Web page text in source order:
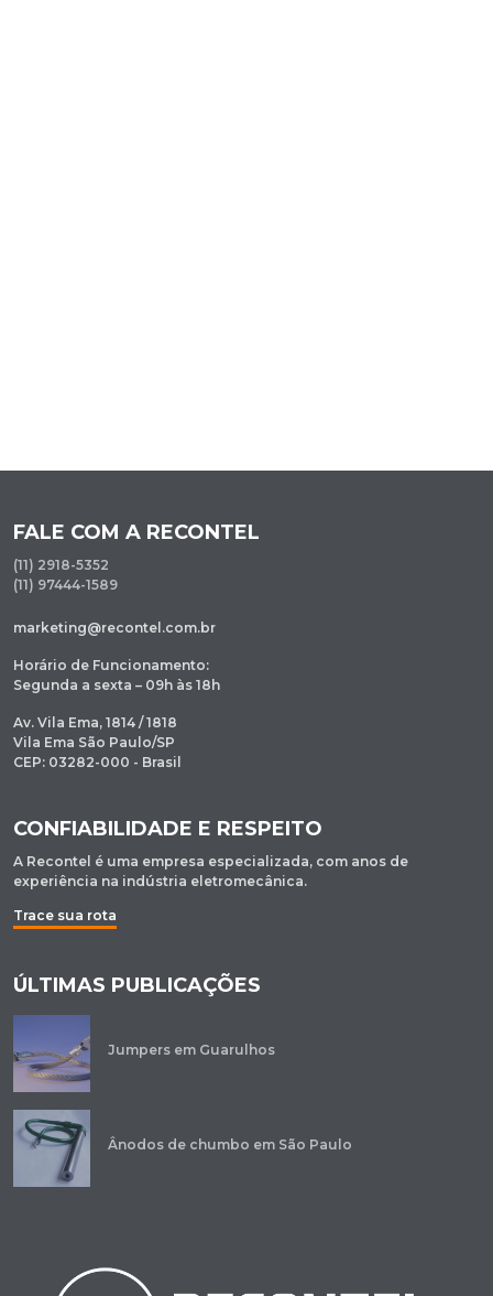
FALE COM A RECONTEL
(11) 2918-5352
(11) 97444-1589
marketing@recontel.com.br
Horário de Funcionamento:
Segunda a sexta – 09h às 18h
Av. Vila Ema, 1814 / 1818
Vila Ema São Paulo/SP
CEP: 03282-000 - Brasil
CONFIABILIDADE E RESPEITO
A Recontel é uma empresa especializada, com anos de
experiência na indústria eletromecânica.
Trace sua rota
ÚLTIMAS PUBLICAÇÕES
Jumpers em Guarulhos
Ânodos de chumbo em São Paulo